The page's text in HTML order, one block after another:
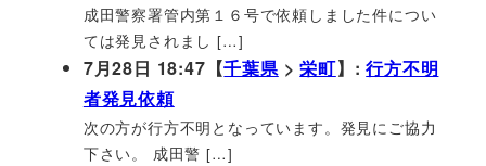
成田警察署管内第１６号で依頼しました件につい
ては発見されまし […]
7月28日 18:47【千葉県>栄町】:行方不明
者発見依頼
次の方が行方不明となっています。発見にご協力
下さい。 成田警 […]